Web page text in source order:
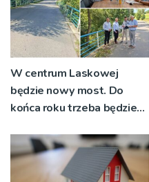
W centrum Laskowej
będzie nowy most. Do
końca roku trzeba będzie